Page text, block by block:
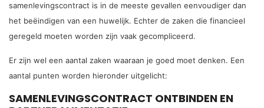
samenlevingscontract is in de meeste gevallen eenvoudiger dan
het beëindigen van een huwelijk. Echter de zaken die financieel
geregeld moeten worden zijn vaak gecompliceerd.
Er zijn wel een aantal zaken waaraan je goed moet denken. Een
aantal punten worden hieronder uitgelicht:
SAMENLEVINGSCONTRACT ONTBINDEN EN